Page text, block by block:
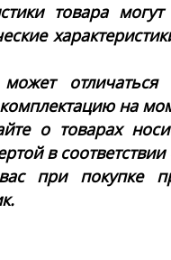
товара
на
о товарах
в
при покупке